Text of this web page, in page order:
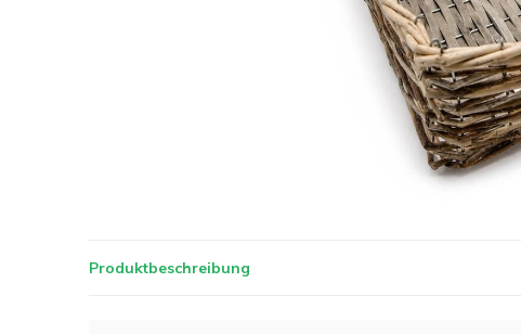
Produktbeschreibung